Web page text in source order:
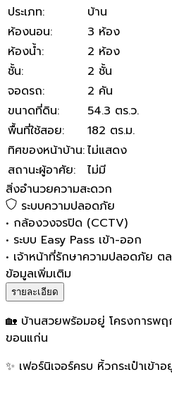
ประเภท:
บ้าน
ห้องนอน:
3 ห้อง
ห้องน้ำ:
2 ห้อง
ชั้น:
2 ชั้น
จอดรถ:
2 คัน
ขนาดที่ดิน:
54.3 ตร.ว.
พื้นที่ใช้สอย:
182 ตร.ม.
ทิศของหน้าบ้าน:ไม่แสดง
สถานะผู้อาศัย:
ไม่มี
สิ่งอำนวยความสะดวก
ระบบความปลอดภัย
• กล้องวงจรปิด (CCTV)
• ระบบ Easy Pass เข้า-ออก
• เจ้าหน้าที่รักษาความปลอดภัย ต
ข้อมูลเพิ่มเติม
รายละเอียด
🏡 บ้านสวยพร้อมอยู่ โครงการพฤ
ขอนแก่น
✨ เฟอร์นิเจอร์ครบ หิ้วกระเป๋าเข้าอ